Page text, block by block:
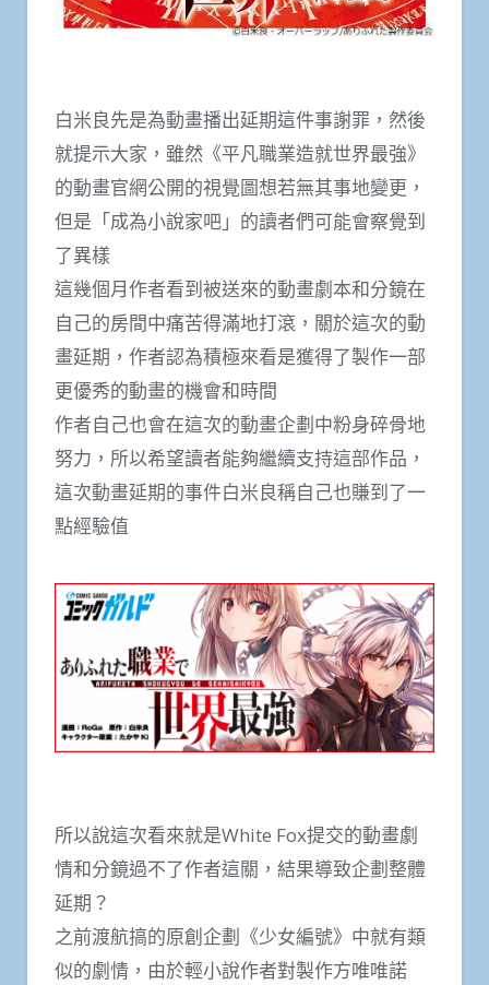
白米良先是為動畫播出延期這件事謝罪，然後
就提示大家，雖然《平凡職業造就世界最強》
的動畫官網公開的視覺圖想若無其事地變更，
但是「成為小說家吧」的讀者們可能會察覺到
了異樣
這幾個月作者看到被送來的動畫劇本和分鏡在
自己的房間中痛苦得滿地打滾，關於這次的動
畫延期，作者認為積極來看是獲得了製作一部
更優秀的動畫的機會和時間
作者自己也會在這次的動畫企劃中粉身碎骨地
努力，所以希望讀者能夠繼續支持這部作品，
這次動畫延期的事件白米良稱自己也賺到了一
點經驗值
所以說這次看來就是White Fox提交的動畫劇
情和分鏡過不了作者這關，結果導致企劃整體
延期？
之前渡航搞的原創企劃《少女編號》中就有類
似的劇情，由於輕小說作者對製作方唯唯諾